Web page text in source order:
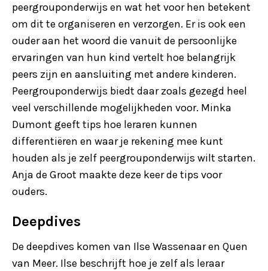
peergrouponderwijs en wat het voor hen betekent
om dit te organiseren en verzorgen. Er is ook een
ouder aan het woord die vanuit de persoonlijke
ervaringen van hun kind vertelt hoe belangrijk
peers zijn en aansluiting met andere kinderen.
Peergrouponderwijs biedt daar zoals gezegd heel
veel verschillende mogelijkheden voor. Minka
Dumont geeft tips hoe leraren kunnen
differentiëren en waar je rekening mee kunt
houden als je zelf peergrouponderwijs wilt starten.
Anja de Groot maakte deze keer de tips voor
ouders.
Deepdives
De deepdives komen van Ilse Wassenaar en Quen
van Meer. Ilse beschrijft hoe je zelf als leraar